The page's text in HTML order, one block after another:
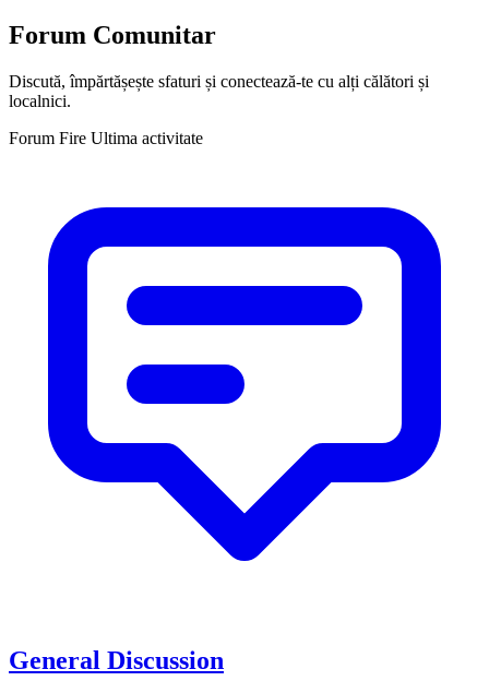
Forum Comunitar
Discută, împărtășește sfaturi și conectează-te cu alți călători și
localnici.
Forum Fire Ultima activitate
General Discussion